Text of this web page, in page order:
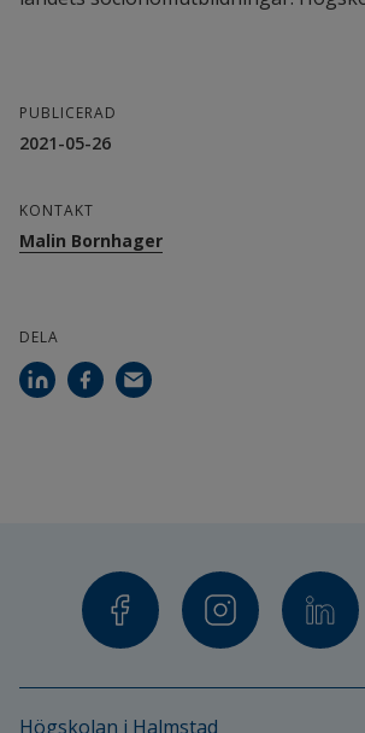
PUBLICERAD
2021-05-26
KONTAKT
Malin Bornhager
DELA
Högskolan i Halmstad